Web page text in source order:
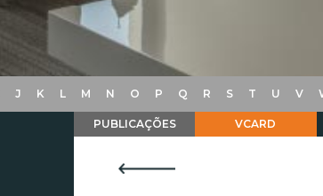
J K L M N O P Q R S T U V
PUBLICAÇÕES VCARD